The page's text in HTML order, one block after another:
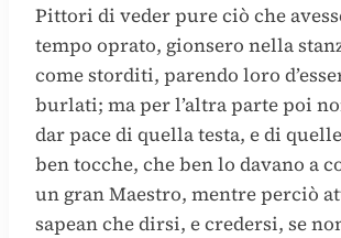
Pittori di veder pure ciò che
tempo oprato, gionsero nella
come storditi, parendo loro
burlati; ma per l’altra parte poi
dar pace di quella testa, e di
ben tocche, che ben lo davano a
un gran Maestro, mentre perciò
sapean che dirsi, e credersi, se